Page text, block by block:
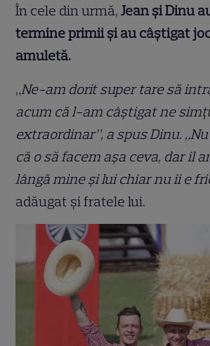
În cele din urmă,Jean și Dinu
termine primii și au câștigat
amuletă.
„Ne-am dorit super tare să
acum că l-am câștigat ne
extraordinar”, a spus Dinu.
că o să facem așa ceva, dar îl
lângă mine și lui chiar nu îi e
adăugat și fratele lui.